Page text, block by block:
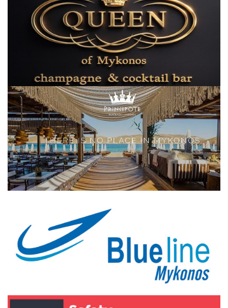
All News
Local Elections 2023
Elections 2023
Γλώσσα
Ελληνικά English